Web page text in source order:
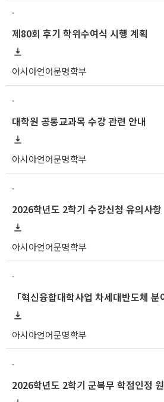
-
제80회 후기 학위수여식 시행 계획
아시아언어문명학부
-
대학원 공통교과목 수강 관련 안내
아시아언어문명학부
-
2026학년도 2학기 수강신청 유의사항
아시아언어문명학부
-
아시아언어문명학부
-